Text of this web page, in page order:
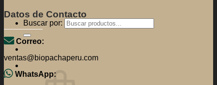
No hay productos en el carrito.
Volver a la tienda
(01) 634-0634
Sobre Mi cuenta
Iniciar Sesión
Registrarse